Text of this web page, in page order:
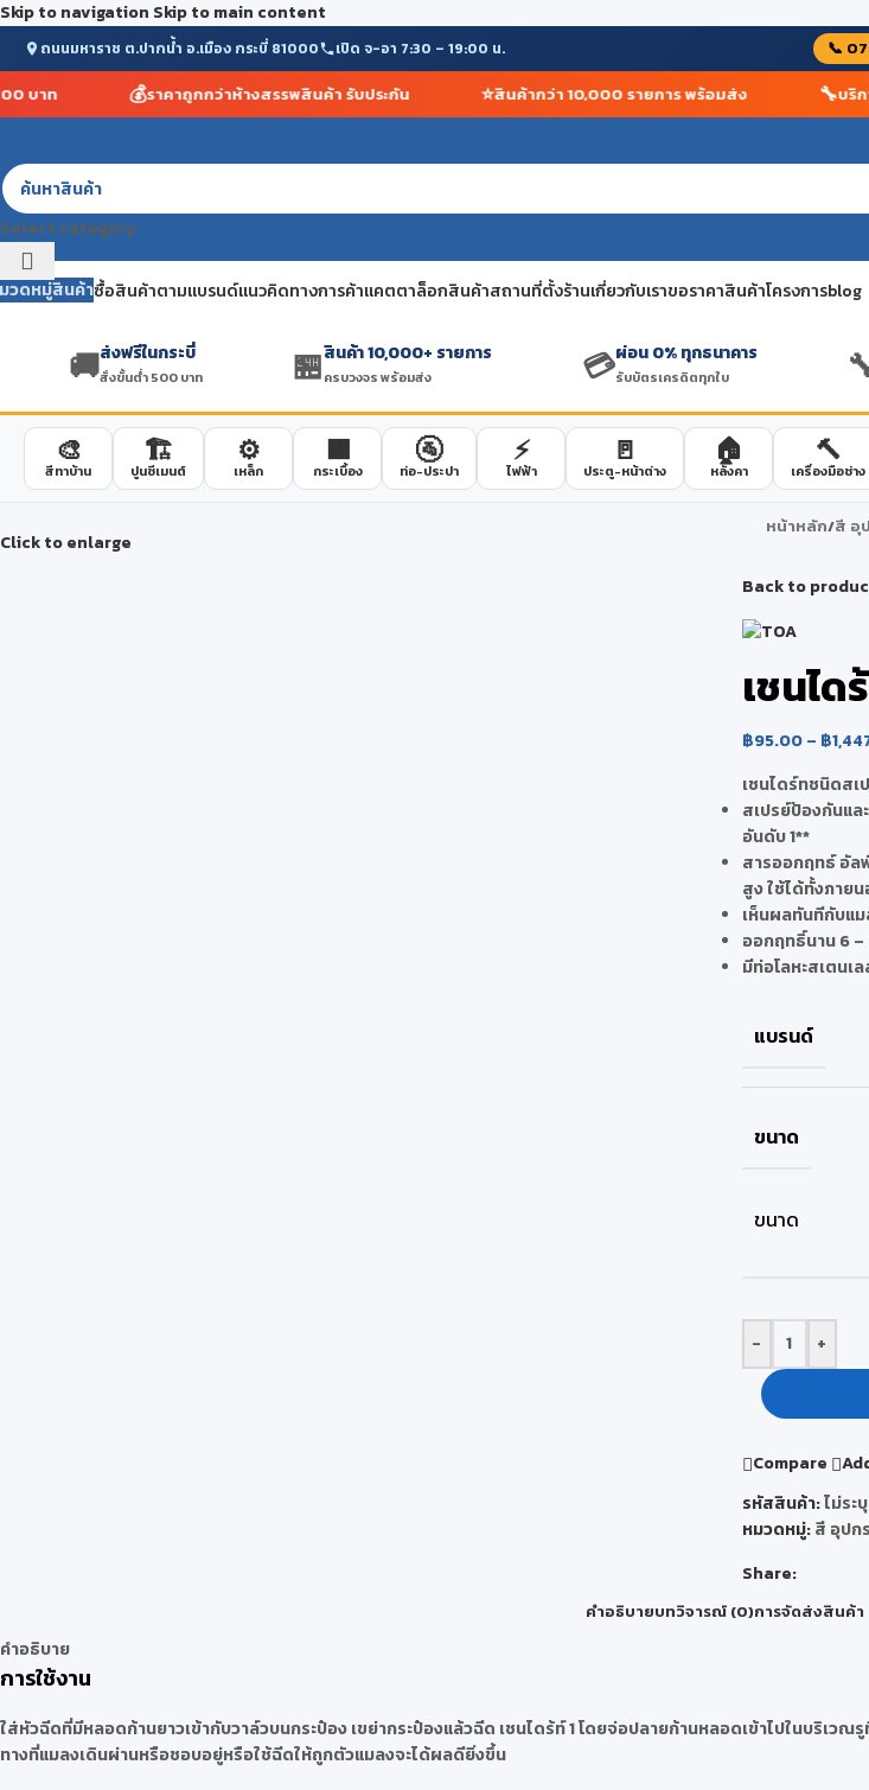
Skip to navigation Skip to main content
ถนนมหาราช ต.ปากน้ำ อ.เมือง กระบี่ 81000 เปิด จ-อา 7:30 – 19:00 น. 📞
บาท ราคาถูกกว่าห้างสรรพสินค้า รับประกัน สินค้ากว่า 10,000 รายการ พร้อมส่ง บริกา
Select category
วดหมู่สินค้าซื้อสินค้าตามแบรนด์แนวคิดทางการค้าแคตตาล็อกสินค้าสถานที่ตั้งร้านเกี่ยวกับเราขอราคาสินค้าโครงการblog
🚚ส่งฟรีในกระบี่
สั่งขั้นต่ำ 500 บาท 🏪สินค้า 10,000+ รายการ
ครบวงจร พร้อมส่ง 💳ผ่อน 0% ทุกธนาคาร
รับบัตรเครดิตทุกใบ
🎨
สีทาบ้าน
🏗️
ปูนซีเมนต์
⚙️
เหล็ก
🟫
กระเบื้อง
🚰
ท่อ-ประปา
⚡
ไฟฟ้า
🚪
ประตู-หน้าต่าง
🏠
หลังคา
🔨
เครื่องมือช่าง
Click to enlarge
หน้าหลัก/สี อุ
Back to
เชนไ
฿95.00– ฿
เชนไดร์ทชนิดส
สเปรย์ป้องกันแ
อันดับ 1**
สารออกฤทธ์ อัล
สูง ใช้ได้ทั้งภาย
เห็นผลทันทีกับแ
ออกฤทธิ์นาน 6
มีท่อโลหะสเตนเ
แบรนด์
ขนาด
ขนาด
-
+
Compare
รหัสสินค้า:ไม่ระบุ
หมวดหมู่:สี อุปก
Share:
คำอธิบายบทวิจารณ์ (0)การจัดส่งสินค้า
คำอธิบาย
การใช้งาน
ใส่หัวฉีดที่มีหลอดก้านยาวเข้ากับวาล์วบนกระป๋อง เขย่ากระป๋องแล้วฉีด เชนไดร้ท์ 1 โดยจ่อปลายก้านหลอดเข้าไปในบริเ
ทางที่แมลงเดินผ่านหรือชอบอยู่หรือใช้ฉีดให้ถูกตัวแมลงจะได้ผลดียิ่งขึ้น